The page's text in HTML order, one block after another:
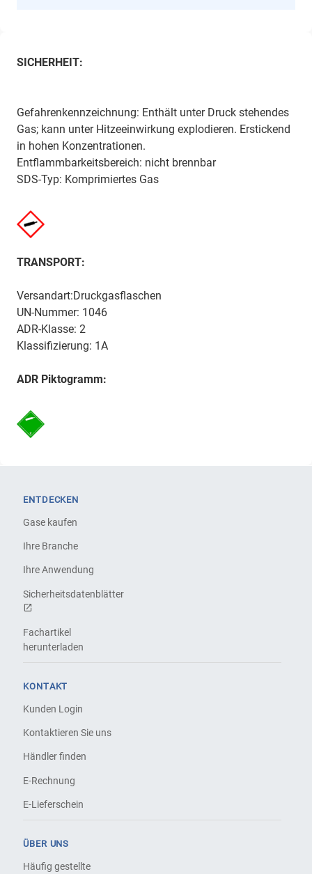
SICHERHEIT:
Gefahrenkennzeichnung: Enthält unter Druck stehendes
Gas; kann unter Hitzeeinwirkung explodieren. Erstickend
in hohen Konzentrationen.
Entflammbarkeitsbereich: nicht brennbar
SDS-Typ: Komprimiertes Gas
TRANSPORT:
Versandart:Druckgasflaschen
UN-Nummer: 1046
ADR-Klasse: 2
Klassifizierung: 1A
ADR Piktogramm:
ENTDECKEN
Gase kaufen
Ihre Branche
Ihre Anwendung
Sicherheitsdatenblätter
Fachartikel
herunterladen
KONTAKT
Kunden Login
Kontaktieren Sie uns
Händler finden
E-Rechnung
E-Lieferschein
ÜBER UNS
Häufig gestellte